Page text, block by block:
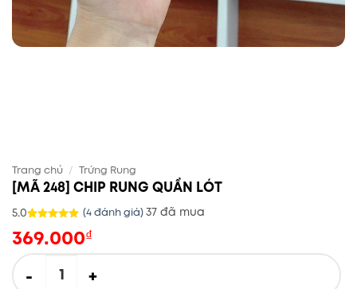
Trang chủ / Trứng Rung
[MÃ 248] CHIP RUNG QUẦN LÓT
5.0
dựa trên
(4đánh giá)37 đã mua
369.000₫